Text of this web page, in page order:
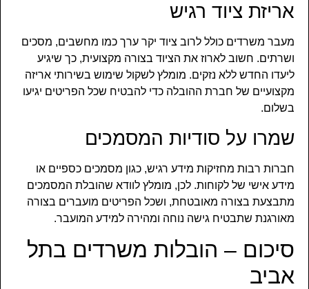
אריזת ציוד רגיש
מעבר משרדים כולל לרוב ציוד יקר ערך כמו מחשבים, מסכים
ושרתים. חשוב לארוז את הציוד בצורה מקצועית, כך שיגיע
ליעדו החדש ללא נזקים. מומלץ לשקול שימוש בשירותי אריזה
מקצועיים של חברת ההובלה כדי להבטיח שכל הפריטים יגיעו
בשלום.
שמרו על סודיות המסמכים
חברות רבות מחזיקות מידע רגיש, כגון מסמכים כספיים או
מידע אישי של לקוחות. לכן, מומלץ לוודא שהובלת המסמכים
מתבצעת בצורה מאובטחת, ושכל הפריטים מועברים בצורה
מאורגנת שתבטיח גישה נוחה ומהירה למידע המועבר.
סיכום – הובלות משרדים בתל
אביב